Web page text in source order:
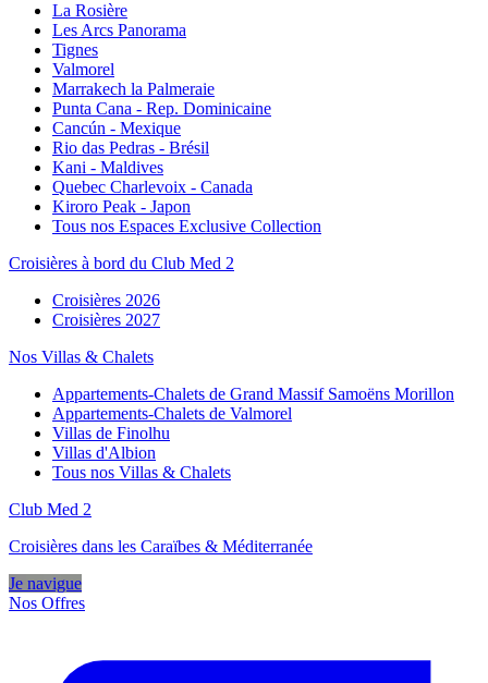
La Rosière
Les Arcs Panorama
Tignes
Valmorel
Marrakech la Palmeraie
Punta Cana - Rep. Dominicaine
Cancún - Mexique
Rio das Pedras - Brésil
Kani - Maldives
Quebec Charlevoix - Canada
Kiroro Peak - Japon
Tous nos Espaces Exclusive Collection
Croisières à bord du Club Med 2
Croisières 2026
Croisières 2027
Nos Villas & Chalets
Appartements-Chalets de Grand Massif Samoëns Morillon
Appartements-Chalets de Valmorel
Villas de Finolhu
Villas d'Albion
Tous nos Villas & Chalets
Club Med 2
Croisières dans les Caraïbes & Méditerranée
Je navigue
Nos Offres